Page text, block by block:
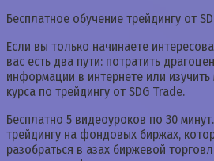
Бесплатное обучение трейдингу от
Если вы только начинаете
вас есть два пути: потратить
информации в интернете или
курса по трейдингу от SDG Trade.
Бесплатно 5 видеоуроков по 30
трейдингу на фондовых биржах,
разобраться в азах биржевой